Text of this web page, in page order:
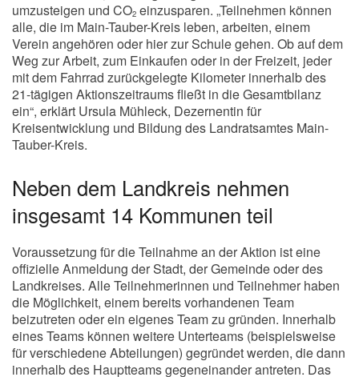
umzusteigen und CO2 einzusparen. „Teilnehmen können
alle, die im Main-Tauber-Kreis leben, arbeiten, einem
Verein angehören oder hier zur Schule gehen. Ob auf dem
Weg zur Arbeit, zum Einkaufen oder in der Freizeit, jeder
mit dem Fahrrad zurückgelegte Kilometer innerhalb des
21-tägigen Aktionszeitraums fließt in die Gesamtbilanz
ein“, erklärt Ursula Mühleck, Dezernentin für
Kreisentwicklung und Bildung des Landratsamtes Main-
Tauber-Kreis.
Neben dem Landkreis nehmen
insgesamt 14 Kommunen teil
Voraussetzung für die Teilnahme an der Aktion ist eine
offizielle Anmeldung der Stadt, der Gemeinde oder des
Landkreises. Alle Teilnehmerinnen und Teilnehmer haben
die Möglichkeit, einem bereits vorhandenen Team
beizutreten oder ein eigenes Team zu gründen. Innerhalb
eines Teams können weitere Unterteams (beispielsweise
für verschiedene Abteilungen) gegründet werden, die dann
innerhalb des Hauptteams gegeneinander antreten. Das